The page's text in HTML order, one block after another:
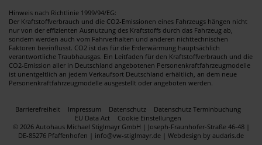
Hinweis nach Richtlinie 1999/94/EG:
Der Kraftstoffverbrauch und die CO2-Emissionen eines Fahrzeugs hängen nicht
nur von der effizienten Ausnutzung des Kraftstoffs durch das Fahrzeug ab,
sondern werden auch vom Fahrverhalten und anderen nichttechnischen
Faktoren beeinflusst. CO2 ist das für die Erderwärmung hauptsächlich
verantwortliche Traubhausgas. Ein Leitfaden für den Kraftstoffverbrauch und die
CO2-Emission aller in Deutschland angebotenen Personenkraftfahrzeugmodelle
ist unentgeltlich an jedem Verkaufsort Deutschland erhältlich, an dem neue
Personenkraftfahrzeugmodelle ausgestellt oder angeboten werden.
Barrierefreiheit Impressum Datenschutz
Datenschutz Terminbuchung
EU Data Act
Cookie Einstellungen
© 2026 Autohaus Michael Stiglmayr GmbH | Joseph-Fraunhofer-Straße 46-48 |
DE-85276 Pfaffenhofen | info@vw-stiglmayr.de | Webdesign by audaris.de